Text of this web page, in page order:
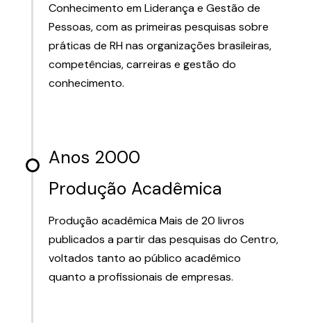
Conhecimento em Liderança e Gestão de
Pessoas, com as primeiras pesquisas sobre
práticas de RH nas organizações brasileiras,
competências, carreiras e gestão do
conhecimento.
Anos 2000
Produção Acadêmica
Produção acadêmica Mais de 20 livros
publicados a partir das pesquisas do Centro,
voltados tanto ao público acadêmico
quanto a profissionais de empresas.